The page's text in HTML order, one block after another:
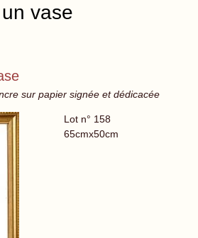
vase
sur papier signée et dédicacée
Lot n° 158
65cmx50cm